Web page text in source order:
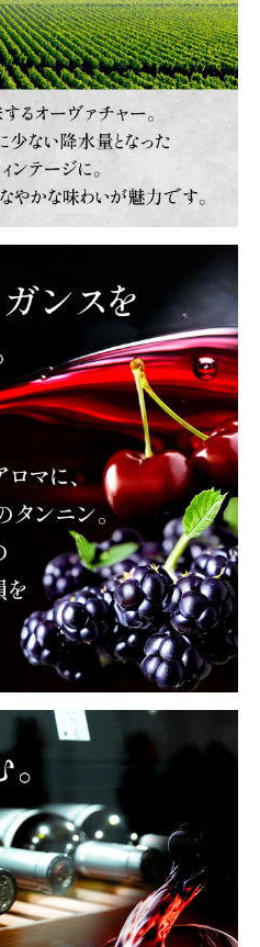
送いたします。
(必
届けするため、他の商品との同梱
楽天ペイ」は使用できません。
お受けできません。
(必
須)
おりません。領収書は購入履歴
入れる